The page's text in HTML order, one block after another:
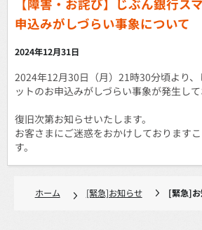
【障害・お詫び】じぶん銀行ス
申込みがしづらい事象について
2024年12月31日
2024年12月30日（月）21時30分頃より
ットのお申込みがしづらい事象が発生して
復旧次第お知らせいたします。
お客さまにご迷惑をおかけしております
す。
ホーム [緊急]お知らせ [緊急]